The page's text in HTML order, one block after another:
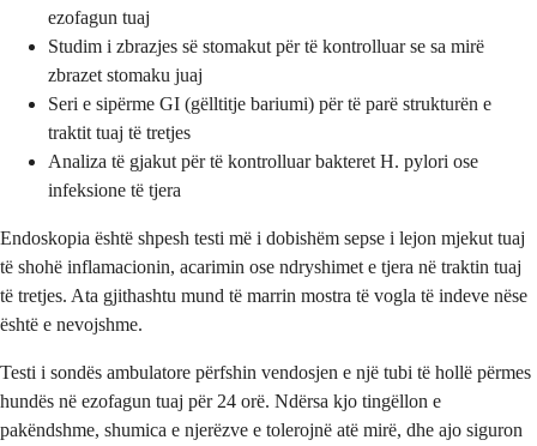
ezofagun tuaj
Studim i zbrazjes së stomakut për të kontrolluar se sa mirë
zbrazet stomaku juaj
Seri e sipërme GI (gëlltitje bariumi) për të parë strukturën e
traktit tuaj të tretjes
Analiza të gjakut për të kontrolluar bakteret H. pylori ose
infeksione të tjera
Endoskopia është shpesh testi më i dobishëm sepse i lejon mjekut tuaj
të shohë inflamacionin, acarimin ose ndryshimet e tjera në traktin tuaj
të tretjes. Ata gjithashtu mund të marrin mostra të vogla të indeve nëse
është e nevojshme.
Testi i sondës ambulatore përfshin vendosjen e një tubi të hollë përmes
hundës në ezofagun tuaj për 24 orë. Ndërsa kjo tingëllon e
pakëndshme, shumica e njerëzve e tolerojnë atë mirë, dhe ajo siguron